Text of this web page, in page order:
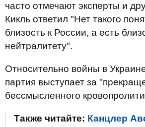
часто отмечают эксперты и
Кикль ответил "Нет такого
близость к России, а есть
нейтралитету".
Относительно войны в
партия выступает за
бессмысленного
Также читайте: Канцлер